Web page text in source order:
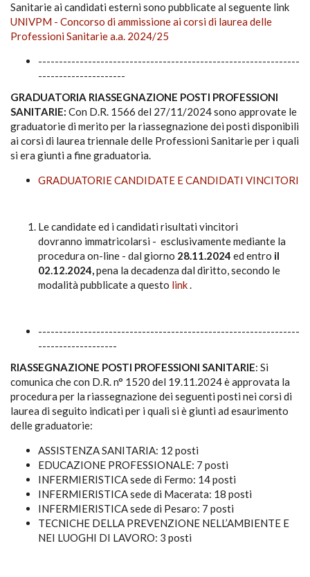
Sanitarie ai candidati esterni sono pubblicate al seguente link
UNIVPM - Concorso di ammissione ai corsi di laurea delle
Professioni Sanitarie a.a. 2024/25
---------------------------------------------------------------
---------------------
GRADUATORIA RIASSEGNAZIONE POSTI PROFESSIONI
SANITARIE: Con D.R. 1566 del 27/11/2024 sono approvate le
graduatorie di merito per la riassegnazione dei posti disponibili
ai corsi di laurea triennale delle Professioni Sanitarie per i quali
si era giunti a fine graduatoria.
GRADUATORIE CANDIDATE E CANDIDATI VINCITORI
Le candidate ed i candidati risultati vincitori
dovranno immatricolarsi - esclusivamente mediante la
procedura on-line - dal giorno 28.11.2024 ed entro il
02.12.2024,pena la decadenza dal diritto, secondo le
modalità pubblicate a questo link.
---------------------------------------------------------------
-------------------
RIASSEGNAZIONE POSTI PROFESSIONI SANITARIE: Si
comunica che con D.R. n° 1520 del 19.11.2024 è approvata la
procedura per la riassegnazione dei seguenti posti nei corsi di
laurea di seguito indicati per i quali si è giunti ad esaurimento
delle graduatorie:
ASSISTENZA SANITARIA: 12 posti
EDUCAZIONE PROFESSIONALE: 7 posti
INFERMIERISTICA sede di Fermo: 14 posti
INFERMIERISTICA sede di Macerata: 18 posti
INFERMIERISTICA sede di Pesaro: 7 posti
TECNICHE DELLA PREVENZIONE NELL’AMBIENTE E
NEI LUOGHI DI LAVORO: 3 posti